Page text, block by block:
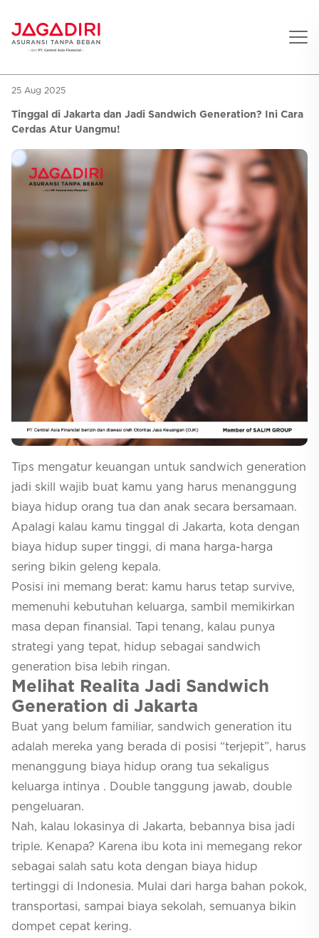
Beranda
Asuransi Pribadi
Aman
Jiwa
Lifestyle
Asuransi Ramean
Jaga Konser
Jaga Liburan
Asuransi Korporat
Asuransi Kesehatan
Promo
Hitung Premi
Selfcare
25 Aug 2025
Tinggal di Jakarta dan Jadi Sandwich Generation? Ini Cara
Cerdas Atur Uangmu!
Tips mengatur keuangan untuk sandwich generation
jadi skill wajib buat kamu yang harus menanggung
biaya hidup orang tua dan anak secara bersamaan.
Apalagi kalau kamu tinggal di Jakarta, kota dengan
biaya hidup super tinggi, di mana harga-harga
sering bikin geleng kepala.
Posisi ini memang berat: kamu harus tetap survive,
memenuhi kebutuhan keluarga, sambil memikirkan
masa depan finansial. Tapi tenang, kalau punya
strategi yang tepat, hidup sebagai sandwich
generation bisa lebih ringan.
Melihat Realita Jadi Sandwich
Generation di Jakarta
Buat yang belum familiar, sandwich generation itu
adalah mereka yang berada di posisi “terjepit”, harus
menanggung biaya hidup orang tua sekaligus
keluarga intinya . Double tanggung jawab, double
pengeluaran.
Nah, kalau lokasinya di Jakarta, bebannya bisa jadi
triple. Kenapa? Karena ibu kota ini memegang rekor
sebagai salah satu kota dengan biaya hidup
tertinggi di Indonesia. Mulai dari harga bahan pokok,
transportasi, sampai biaya sekolah, semuanya bikin
dompet cepat kering.